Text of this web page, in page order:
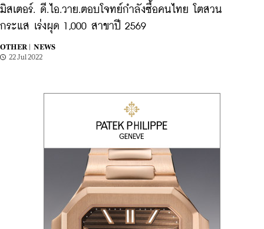
มิสเตอร์. ดี.ไอ.วาย.ตอบโจทย์กำลังซื้อคนไทย โตสวน
กระแส เร่งผุด 1,000 สาขาปี 2569
OTHER |
NEWS
22 Jul 2022